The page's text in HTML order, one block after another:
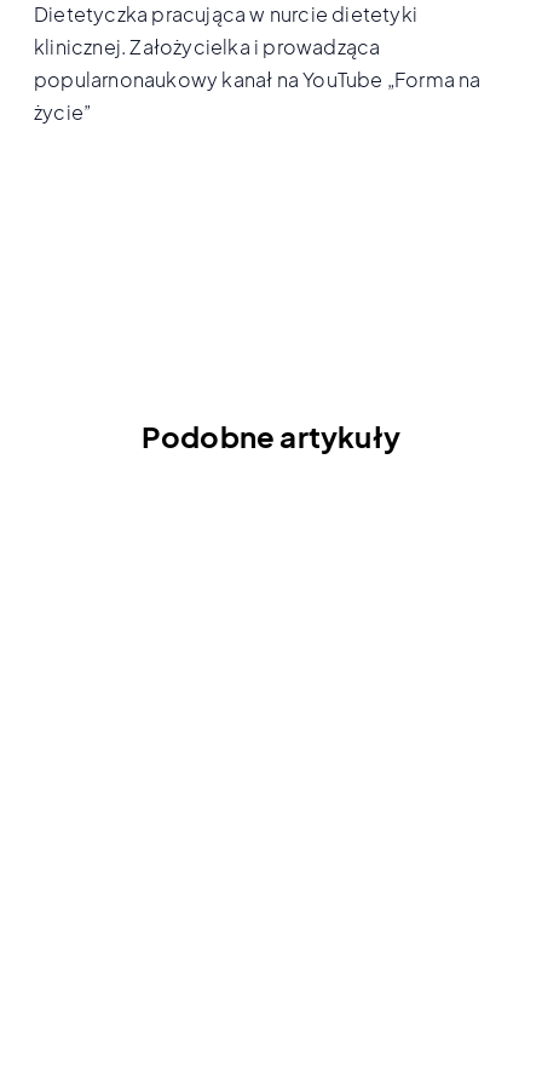
Dietetyczka pracująca w nurcie dietetyki
klinicznej. Założycielka i prowadząca
popularnonaukowy kanał na YouTube „Forma na
życie”
Podobne artykuły